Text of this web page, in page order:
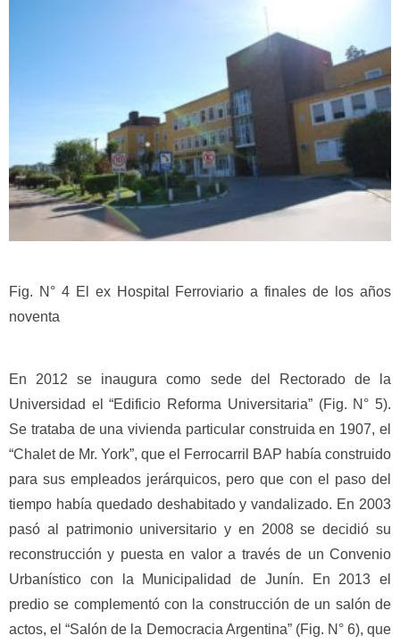
Fig. N° 4 El ex Hospital Ferroviario a finales de los años
noventa
En 2012 se inaugura como sede del Rectorado de la
Universidad el “Edificio Reforma Universitaria” (Fig. N° 5).
Se trataba de una vivienda particular construida en 1907, el
“Chalet de Mr. York”, que el Ferrocarril BAP había construido
para sus empleados jerárquicos, pero que con el paso del
tiempo había quedado deshabitado y vandalizado. En 2003
pasó al patrimonio universitario y en 2008 se decidió su
reconstrucción y puesta en valor a través de un Convenio
Urbanístico con la Municipalidad de Junín. En 2013 el
predio se complementó con la construcción de un salón de
actos, el “Salón de la Democracia Argentina” (Fig. N° 6), que